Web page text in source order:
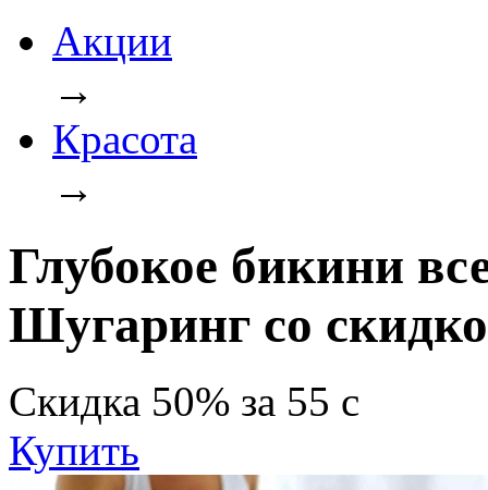
Акции
→
Красота
→
Глубокое бикини
Шугаринг со
Скидка 50% за 55 c
Купить